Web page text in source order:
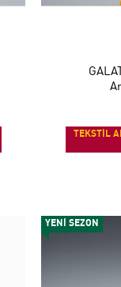
TEKSTİL
YENİ SEZON